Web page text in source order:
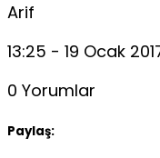
Arif
13:25 - 19 Ocak
0 Yorumlar
Paylaş: